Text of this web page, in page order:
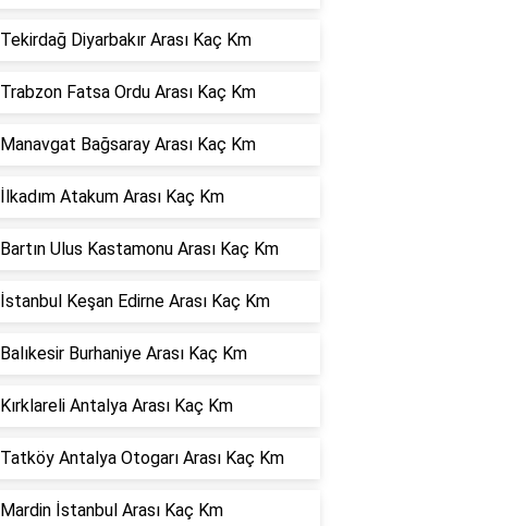
Tekirdağ Diyarbakır Arası Kaç Km
Trabzon Fatsa Ordu Arası Kaç Km
Manavgat Bağsaray Arası Kaç Km
İlkadım Atakum Arası Kaç Km
Bartın Ulus Kastamonu Arası Kaç Km
İstanbul Keşan Edirne Arası Kaç Km
Balıkesir Burhaniye Arası Kaç Km
Kırklareli Antalya Arası Kaç Km
Tatköy Antalya Otogarı Arası Kaç Km
Mardin İstanbul Arası Kaç Km